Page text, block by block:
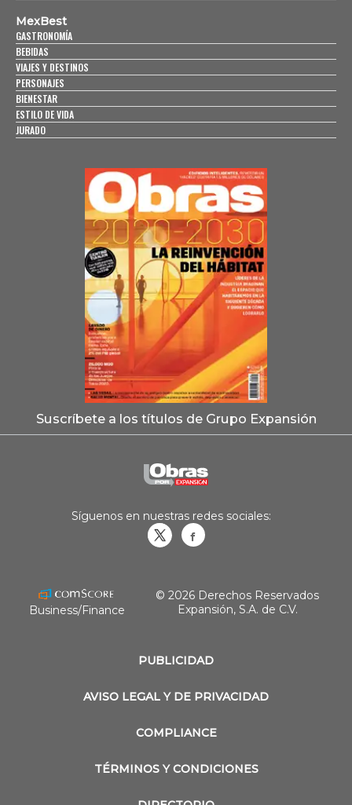
MexBest
GASTRONOMÍA
BEBIDAS
VIAJES Y DESTINOS
PERSONAJES
BIENESTAR
ESTILO DE VIDA
JURADO
Suscríbete a los títulos de Grupo Expansión
PUBLICIDAD
AVISO LEGAL Y DE PRIVACIDAD
COMPLIANCE
TÉRMINOS Y CONDICIONES
Síguenos en nuestras redes sociales:
Business/Finance
© 2026 Derechos Reservados
Expansión, S.A. de C.V.